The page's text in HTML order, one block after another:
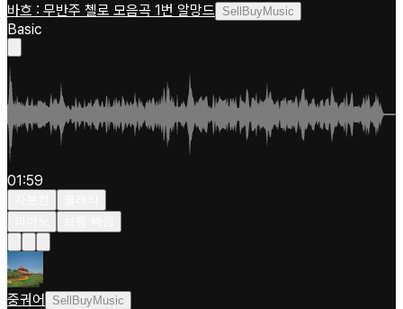
바흐 : 무반주 첼로 모음곡 1번 알망드 SellBuyMusic
Basic
01:59
중궈어 SellBuyMusic